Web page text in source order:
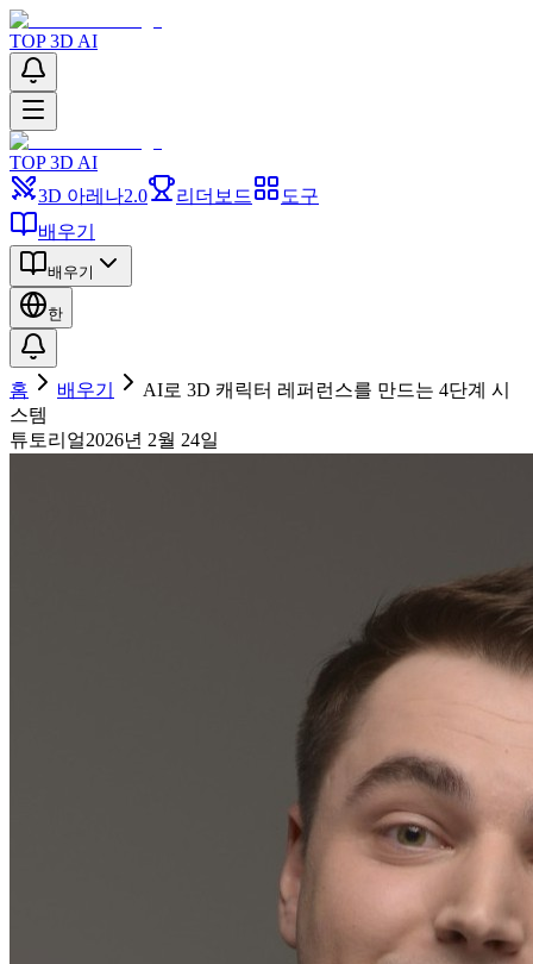
TOP 3D AI
TOP 3D AI
3D 아레나2.0 리더보드
도구
배우기
배우기
한
홈 배우기
AI로 3D 캐릭터 레퍼런스를 만드는 4단계 시
스템
튜토리얼2026년 2월 24일